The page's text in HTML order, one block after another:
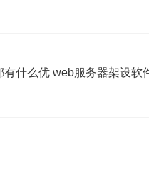
有什么优 web服务器架设软